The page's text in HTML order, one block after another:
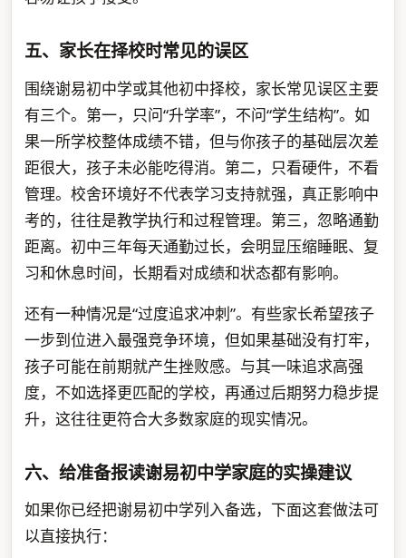
五、家长在择校时常见的误区
围绕谢易初中学或其他初中择校，家长常见误区主要
有三个。第一，只问“升学率”，不问“学生结构”。如
果一所学校整体成绩不错，但与你孩子的基础层次差
距很大，孩子未必能吃得消。第二，只看硬件，不看
管理。校舍环境好不代表学习支持就强，真正影响中
考的，往往是教学执行和过程管理。第三，忽略通勤
距离。初中三年每天通勤过长，会明显压缩睡眠、复
习和休息时间，长期看对成绩和状态都有影响。
还有一种情况是“过度追求冲刺”。有些家长希望孩子
一步到位进入最强竞争环境，但如果基础没有打牢，
孩子可能在前期就产生挫败感。与其一味追求高强
度，不如选择更匹配的学校，再通过后期努力稳步提
升，这往往更符合大多数家庭的现实情况。
六、给准备报读谢易初中学家庭的实操建议
如果你已经把谢易初中学列入备选，下面这套做法可
以直接执行：